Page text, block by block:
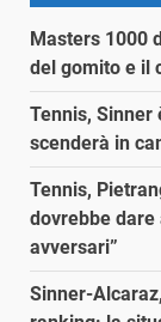
Masters 1000
del gomito e il
Tennis, Sinner
scenderà in
Tennis,
dovrebbe dare
avversari”
Sinner-